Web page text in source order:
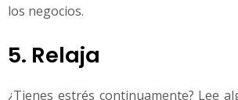
los negocios.
5. Relaja
¿Tienes estrés continuamente? Lee